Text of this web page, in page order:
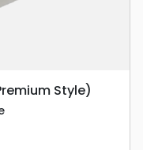
Style)